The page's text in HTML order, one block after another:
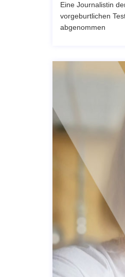
Eine Journalistin
vorgeburtlichen
abgenommen